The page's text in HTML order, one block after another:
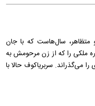
متظاهر، سال‌هاست که با جان
ملکی را که از زن مرحومش به
می‌گذراند. سربریاکوف حالا با
کرده است. بی‌قراری یلنا و
می‌کند و این اوضاع متشنج